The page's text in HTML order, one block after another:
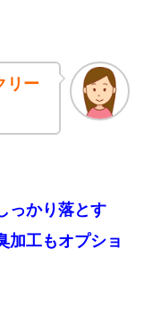
リー
っかり落とす
加工もオプショ